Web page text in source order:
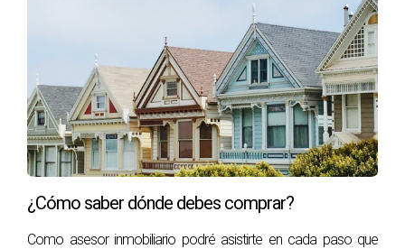
¿Cómo saber dónde debes comprar?
Como asesor inmobiliario podré asistirte en cada paso que